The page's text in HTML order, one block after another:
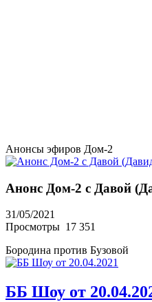
Анонсы эфиров Дом-2
Анонс Дом-2 с Давой
31/05/2021
Просмотры 17 351
Бородина против Бузовой
ББ Шоу от